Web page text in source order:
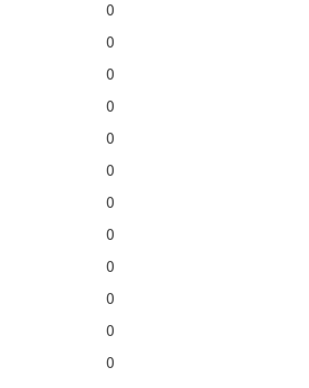
0
0
0
0
0
0
0
0
0
0
0
0